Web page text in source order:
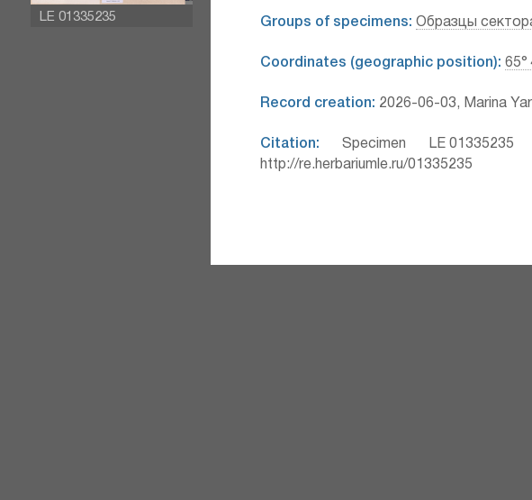
LE 01335235 Groups of specimens: Образцы
Coordinates (geographic position): 65°
Record creation: 2026-06-03, Marina
Citation: Specimen LE
http://re.herbariumle.ru/01335235